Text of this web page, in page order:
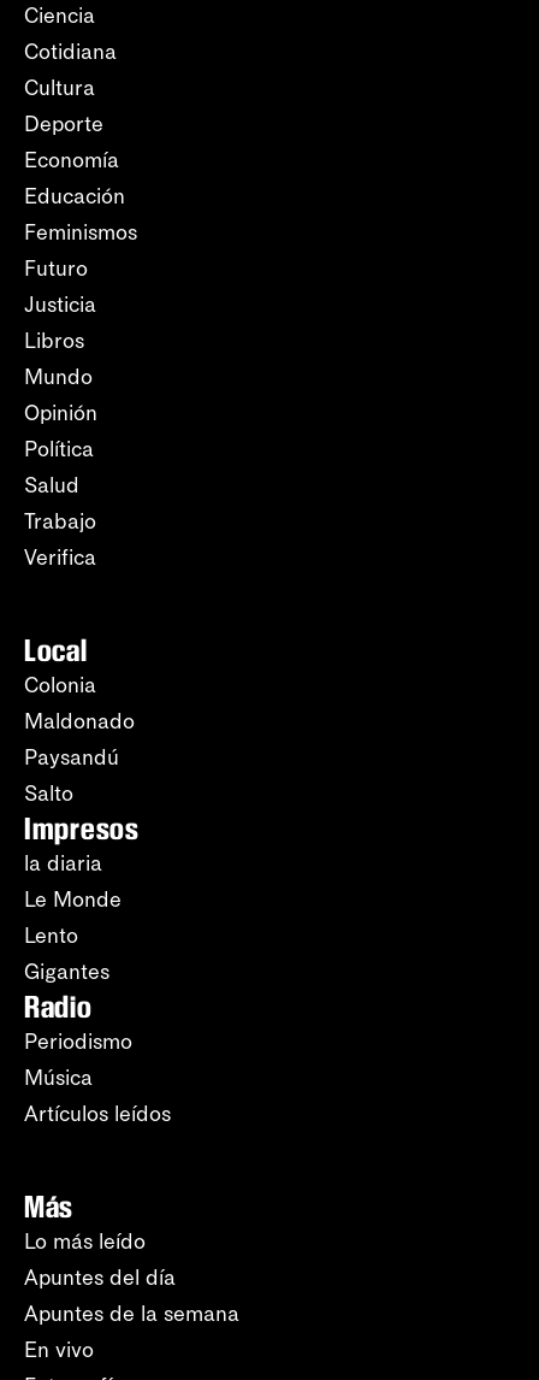
Ciencia
Cotidiana
Cultura
Deporte
Economía
Educación
Feminismos
Futuro
Justicia
Libros
Mundo
Opinión
Política
Salud
Trabajo
Verifica
Local
Colonia
Maldonado
Paysandú
Salto
Impresos
la diaria
Le Monde
Lento
Gigantes
Radio
Periodismo
Música
Artículos leídos
Más
Lo más leído
Apuntes del día
Apuntes de la semana
En vivo